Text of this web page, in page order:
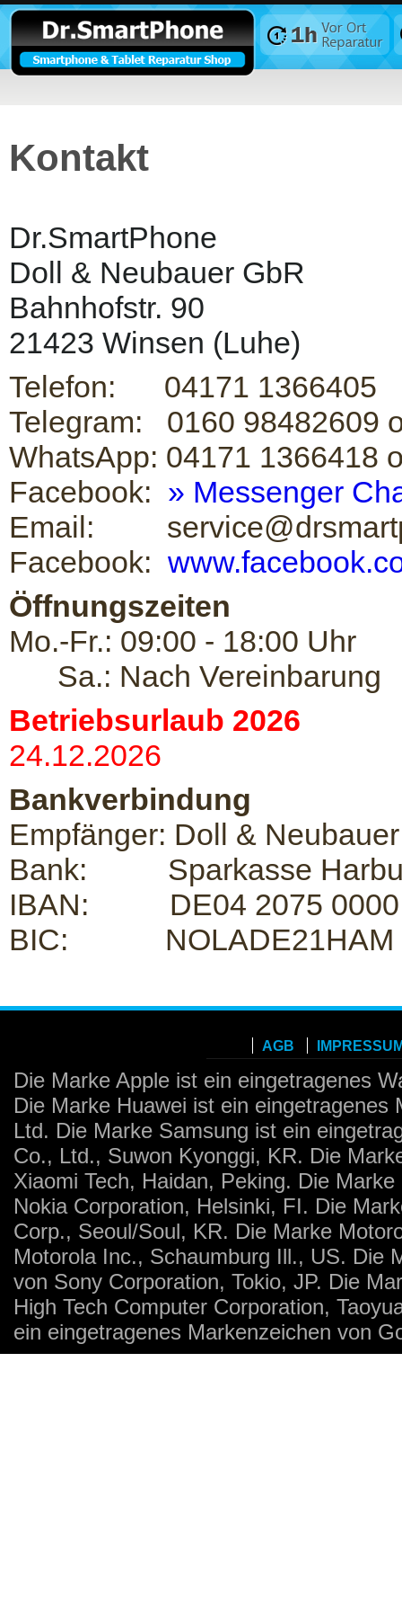
Kontakt
Dr.SmartPhone
Doll & Neubauer GbR
Bahnhofstr. 90
21423 Winsen (Luhe)
Telefon: 04171 1366405
Telegram: 0160 98482609
WhatsApp: 04171 1366418
Facebook: » Messenger
Email:
Facebook:
Öffnungszeiten
Mo.-Fr.: 09:00 - 18:00 Uhr
Sa.: Nach Vereinbarung
Betriebsurlaub 2026
24.12.2026
Bankverbindung
Empfänger: Doll &
Bank: Sparkasse
IBAN: DE04 2075 0000
BIC: NOLADE21HAM
AGB
Die Marke Apple ist ein eingetragenes
Die Marke Huawei ist ein eingetragenes
Ltd. Die Marke Samsung ist ein
Co., Ltd., Suwon Kyonggi, KR. Die
Xiaomi Tech, Haidan, Peking. Die
Nokia Corporation, Helsinki, FI. Die
Corp., Seoul/Soul, KR. Die Marke
Motorola Inc., Schaumburg Ill., US. Die
von Sony Corporation, Tokio, JP. Die
High Tech Computer Corporation,
ein eingetragenes Markenzeichen von